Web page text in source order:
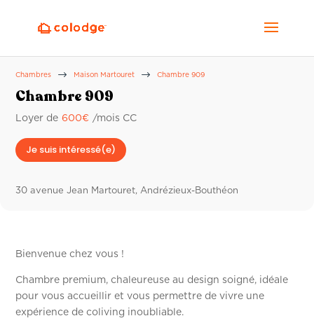
Chambres $ Maison Martouret $ Chambre 909
Chambre 909
Loyer de 600€ /mois CC
Je suis intéressé(e)
30 avenue Jean Martouret, Andrézieux-Bouthéon
Bienvenue chez vous !
Chambre premium, chaleureuse au design soigné, idéale
pour vous accueillir et vous permettre de vivre une
expérience de coliving inoubliable.